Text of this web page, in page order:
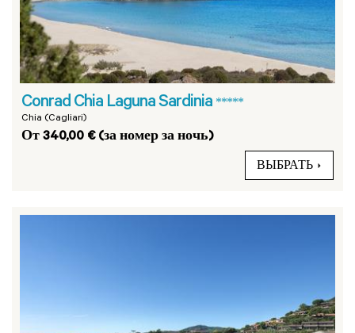
Conrad Chia Laguna Sardinia *****
Chia (Cagliari)
От 340,00 € (за номер за ночь)
ВЫБРАТЬ